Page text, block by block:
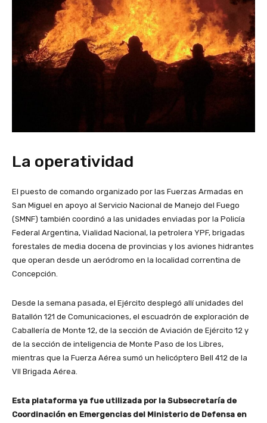
La operatividad
El puesto de comando organizado por las Fuerzas Armadas en
San Miguel en apoyo al Servicio Nacional de Manejo del Fuego
(SMNF) también coordinó a las unidades enviadas por la Policía
Federal Argentina, Vialidad Nacional, la petrolera YPF, brigadas
forestales de media docena de provincias y los aviones hidrantes
que operan desde un aeródromo en la localidad correntina de
Concepción.
Desde la semana pasada, el Ejército desplegó allí unidades del
Batallón 121 de Comunicaciones, el escuadrón de exploración de
Caballería de Monte 12, de la sección de Aviación de Ejército 12 y
de la sección de inteligencia de Monte Paso de los Libres,
mientras que la Fuerza Aérea sumó un helicóptero Bell 412 de la
VII Brigada Aérea.
Esta plataforma ya fue utilizada por la Subsecretaría de
Coordinación en Emergencias del Ministerio de Defensa en